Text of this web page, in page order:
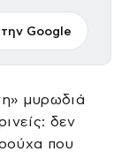
Google
μυρωδιά
δεν
που